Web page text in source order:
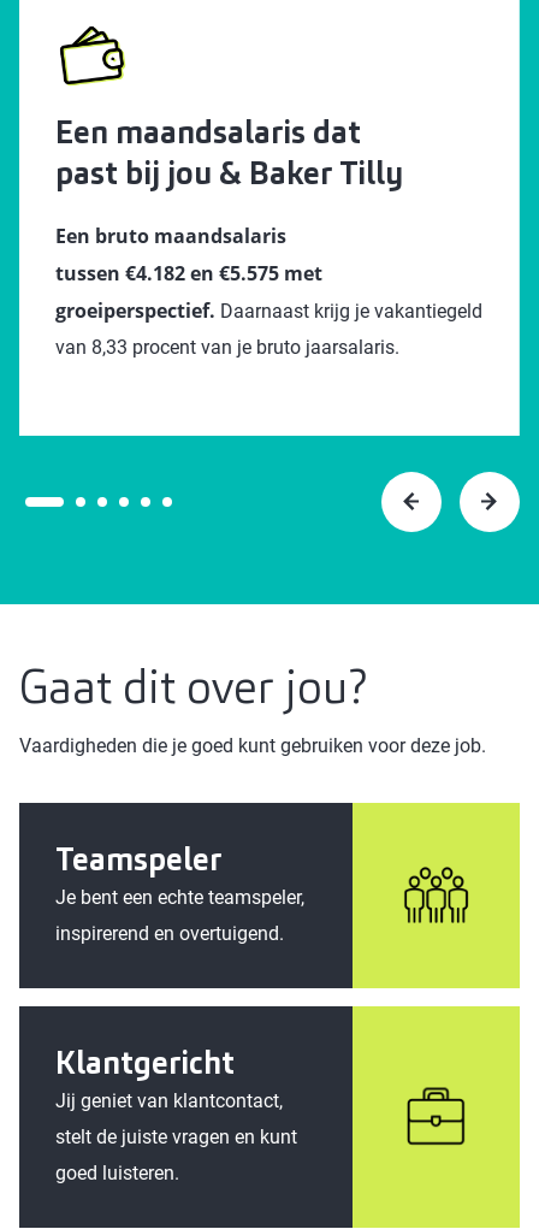
Een maandsalaris dat
past bij jou & Baker Tilly
Een bruto maandsalaris
tussen €4.182 en €5.575 met
groeiperspectief. Daarnaast krijg je vakantiegeld
van 8,33 procent van je bruto jaarsalaris.
Gaat dit over jou?
Vaardigheden die je goed kunt gebruiken voor deze job.
Teamspeler
Je bent een echte teamspeler,
inspirerend en overtuigend.
Klantgericht
Jij geniet van klantcontact,
stelt de juiste vragen en kunt
goed luisteren.